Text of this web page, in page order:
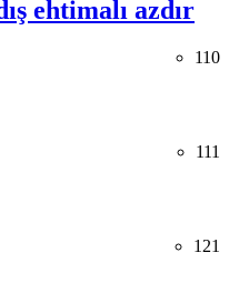
ehtimalı azdır
110
111
121